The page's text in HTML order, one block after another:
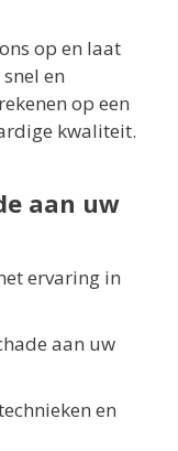
op en laat
en
op een
kwaliteit.
aan uw
ervaring in
aan uw
en